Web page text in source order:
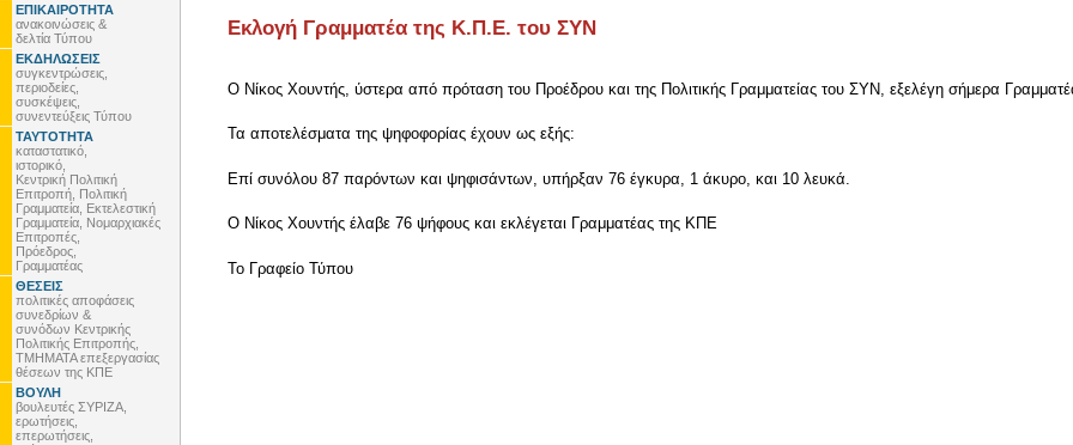
ΕΠΙΚΑΙΡΟΤΗΤΑ
ανακοινώσεις &
δελτία Τύπου
ΕΚΔΗΛΩΣΕΙΣ
συγκεντρώσεις,
περιοδείες,
συσκέψεις,
συνεντεύξεις Τύπου
ΤΑΥΤΟΤΗΤΑ
καταστατικό,
ιστορικό,
Κεντρική Πολιτική
Επιτροπή, Πολιτική
Γραμματεία, Εκτελεστική
Γραμματεία, Νομαρχιακές
Επιτροπές,
Πρόεδρος,
Γραμματέας
ΘΕΣΕΙΣ
πολιτικές αποφάσεις
συνεδρίων &
συνόδων Κεντρικής
Πολιτικής Επιτροπής,
ΤΜΗΜΑΤΑ επεξεργασίας
θέσεων της ΚΠΕ
ΒΟΥΛΗ
βουλευτές ΣΥΡΙΖΑ,
ερωτήσεις,
επερωτήσεις,
Εκλογή Γραμματέα της Κ.Π.Ε. του ΣΥΝ
Ο Νίκος Χουντής, ύστερα από πρόταση του Προέδρου και της Πολιτικής Γραμματείας του ΣΥΝ, εξελέγη σήμερα
Τα αποτελέσματα της ψηφοφορίας έχουν ως εξής:
Επί συνόλου 87 παρόντων και ψηφισάντων, υπήρξαν 76 έγκυρα, 1 άκυρο, και 10 λευκά.
Ο Νίκος Χουντής έλαβε 76 ψήφους και εκλέγεται Γραμματέας της ΚΠΕ
To Γραφείο Τύπου